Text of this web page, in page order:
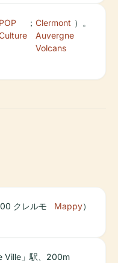
POP
； Clermont
Auvergne
Volcans
）。
クレルモ
Mappy）
Ville」駅、200m